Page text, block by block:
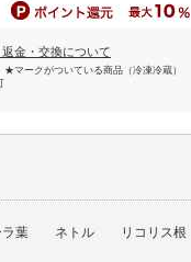
金・交換について
マークがついている商品（冷凍冷蔵）
ラ葉 ネトル リコリス